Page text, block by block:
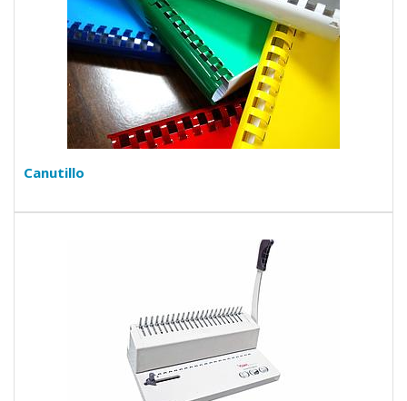
Canutillo